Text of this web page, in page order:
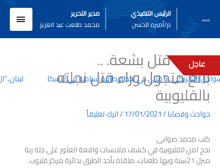
المحتوى
الرئيس التنفيذي
م/أميره الحسن
مدير التحرير
محمد طلعت عبد العزيز
عاجل
قتلى في تحطم طائرة سياحية في ألاسكا
جريمة قتل بشعة. ..
بائع متجول وراء قتل نجلته
بالقليوبية
حوادث وقضايا/
17/01/2021
/اترك تعليقاً
كتب محمد صوابى
نجح امن القليوبية في كشف ملابسات واقعة العثور على جثة ربة
منزل 21سنة وبها طعنات، ملقاة بأحد الطرق بدائرة مركز قليوب.